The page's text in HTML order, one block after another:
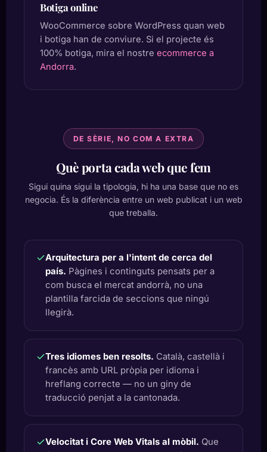
Botiga online
WooCommerce sobre WordPress quan web
i botiga han de conviure. Si el projecte és
100% botiga, mira el nostre ecommerce a
Andorra.
DE SÈRIE, NO COM A EXTRA
Què porta cada web que fem
Sigui quina sigui la tipologia, hi ha una base que no es
negocia. És la diferència entre un web publicat i un web
que treballa.
Arquitectura per a l'intent de cerca del
país. Pàgines i continguts pensats per a
com busca el mercat andorrà, no una
plantilla farcida de seccions que ningú
llegirà.
Tres idiomes ben resolts. Català, castellà i
francès amb URL pròpia per idioma i
hreflang correcte — no un giny de
traducció penjat a la cantonada.
Velocitat i Core Web Vitals al mòbil. Que